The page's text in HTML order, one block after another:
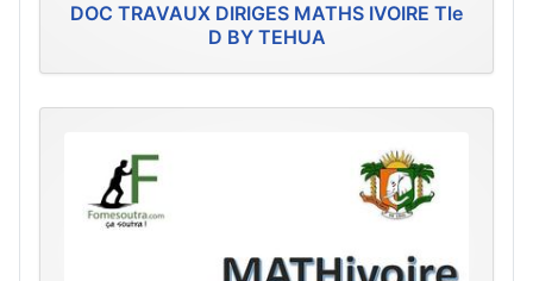
DOC TRAVAUX DIRIGES MATHS IVOIRE Tle
D BY TEHUA